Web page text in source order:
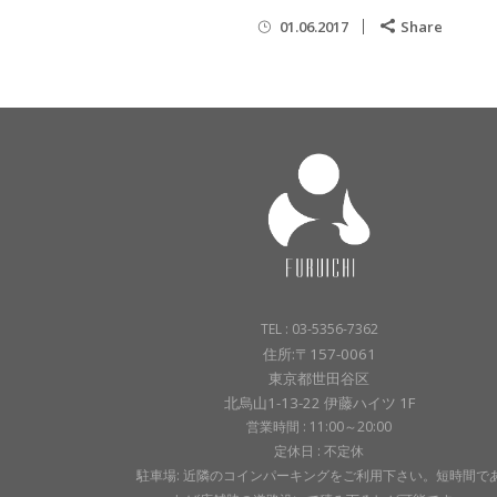
01.06.2017 Share
TEL : 03-5356-7362
住所:〒157-0061
東京都世田谷区
北烏山1-13-22 伊藤ハイツ 1F
営業時間 : 11:00～20:00
定休日 : 不定休
駐車場: 近隣のコインパーキングをご利用下さい。短時間で